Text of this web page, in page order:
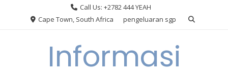
Call Us: +2782 444 YEAH
Cape Town, South Africa
pengeluaran sgp
Informasi